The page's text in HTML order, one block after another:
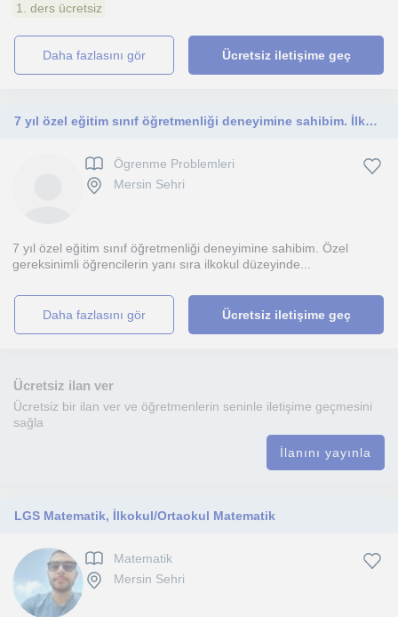
1. ders ücretsiz
daha fazlasını gör Ücretsiz iletişime geç
7 yıl özel eğitim sınıf öğretmenliği deneyimine sahibim. İlkokul düzeyindeki öğrencilerin derslerine destek
Ögrenme Problemleri
Mersin Sehri
7 yıl özel eğitim sınıf öğretmenliği deneyimine sahibim. Özel
gereksinimli öğrencilerin yanı sıra ilkokul düzeyinde...
daha fazlasını gör Ücretsiz iletişime geç
Ücretsiz ilan ver
Ücretsiz bir ilan ver ve öğretmenlerin seninle iletişime geçmesini
sağla
İlanını yayınla
LGS Matematik, İlkokul/Ortaokul Matematik
Matematik
Mersin Sehri